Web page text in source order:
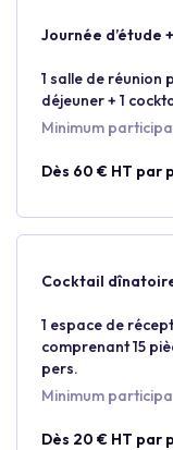
Journée d’étude
1 salle de réunion
déjeuner + 1
Minimum
Dès 60 € HT par
Cocktail
1 espace de
comprenant 15
pers.
Minimum
Dès 20 € HT par